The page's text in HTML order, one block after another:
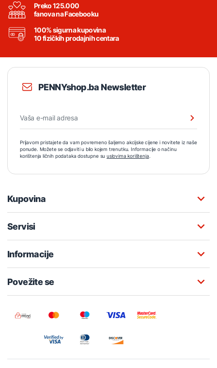
Preko 125.000
fanova na Facebooku
100% sigurna kupovina
10 fizičkih prodajnih centara
PENNYshop.ba Newsletter
Prijavom pristajete da vam povremeno šaljemo akcijske cijene i novitete iz naše
ponude. Možete se odjaviti u bilo kojem trenutku. Informacije o načinu
korištenja ličnih podataka dostupne su uslovima korištenja.
Kupovina
Servisi
Informacije
Povežite se